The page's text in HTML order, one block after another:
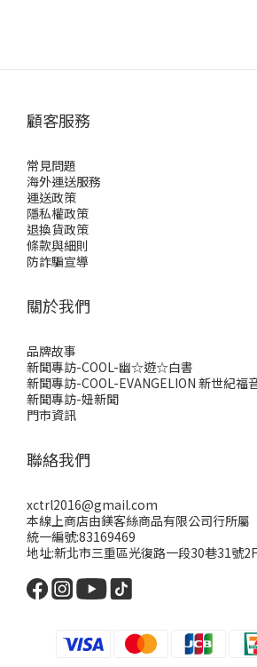
顧客服務
常見問題
海外運送服務
運送政策
隱私權政策
退換貨政策
條款與細則
防詐騙宣導
關於我們
品牌故事
新聞專訪-COOL-幽☆遊☆白書
新聞專訪-COOL-EVANGELION 新世紀福
新聞專訪-妞新聞
門市資訊
聯絡我們
xctrl2016@gmail.com
本線上商店由鎂客絲商品有限公司行所屬
統一編號:83169469
地址:新北市三重區光復路一段30巷31號2F